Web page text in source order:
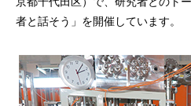
者と話そう」を開催しています。